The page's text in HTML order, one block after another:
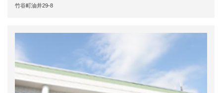
竹谷町油井29-8